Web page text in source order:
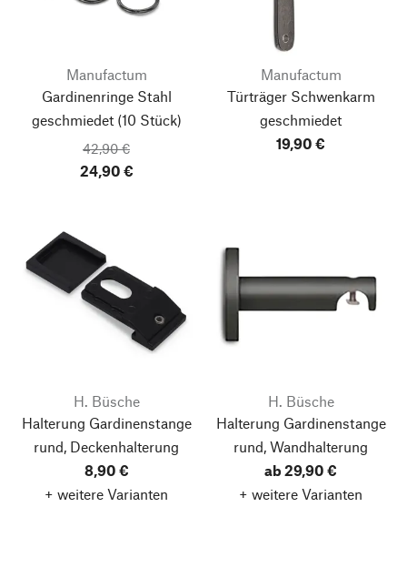
Manufactum
Gardinenringe Stahl
geschmiedet(10 Stück)
42,90 €
24,90 €
Manufactum
Türträger Schwenkarm
geschmiedet
19,90 €
H. Büsche
Halterung Gardinenstange
rund, Deckenhalterung
8,90 €
+ weitere Varianten
H. Büsche
Halterung Gardinenstange
rund, Wandhalterung
ab 29,90 €
+ weitere Varianten